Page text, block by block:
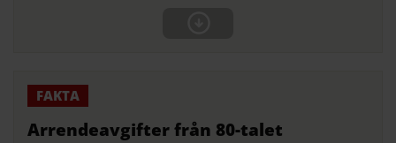
Arrendeavgifter från 80-talet